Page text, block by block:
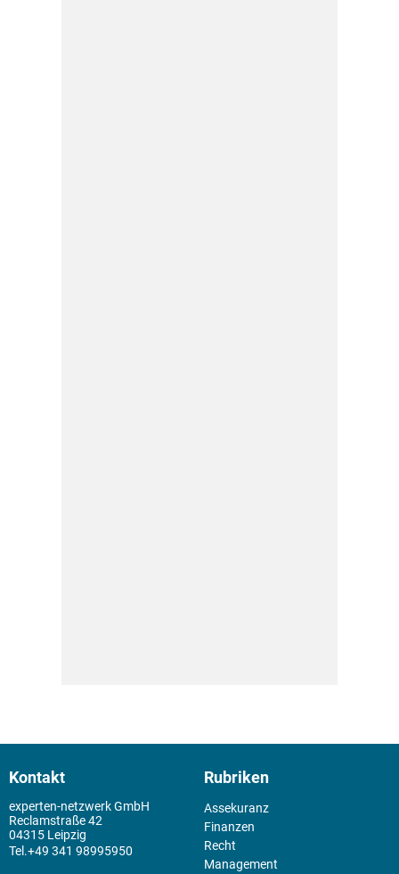
Kontakt
experten-netzwerk GmbH
Reclamstraße 42
04315 Leipzig
+49 341 98995950
Rubriken
Assekuranz
Finanzen
Recht
Management